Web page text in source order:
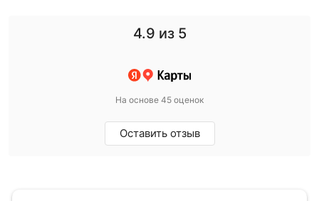
4.9 из 5
На основе 45 оценок
Оставить отзыв